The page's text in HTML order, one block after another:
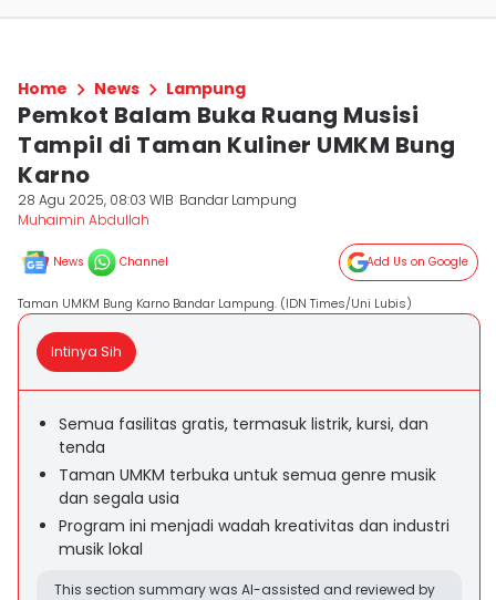
Home News Lampung
Pemkot Balam Buka Ruang Musisi
Tampil di Taman Kuliner UMKM Bung
Karno
28 Agu 2025, 08:03 WIB Bandar Lampung
Muhaimin Abdullah
News Channel Add Us on Google
Taman UMKM Bung Karno Bandar Lampung. (IDN Times/Uni Lubis)
Intinya Sih
Semua fasilitas gratis, termasuk listrik, kursi, dan
tenda
Taman UMKM terbuka untuk semua genre musik
dan segala usia
Program ini menjadi wadah kreativitas dan industri
musik lokal
This section summary was AI-assisted and reviewed by